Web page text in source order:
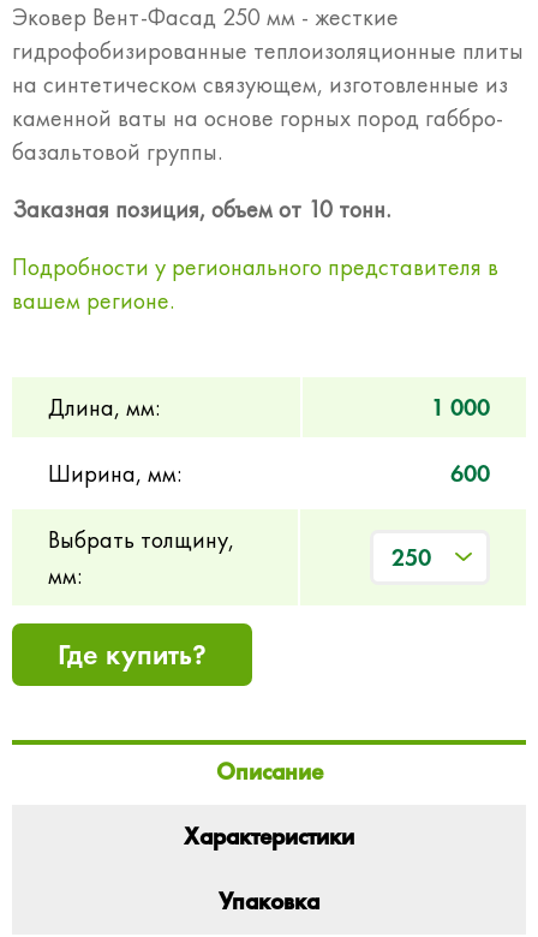
Эковер Вент-Фасад 250 мм - жесткие
гидрофобизированные теплоизоляционные плиты
на синтетическом связующем, изготовленные из
каменной ваты на основе горных пород габбро-
базальтовой группы.
Заказная позиция, объем от 10 тонн.
Подробности у регионального представителя в
вашем регионе.
Длина, мм: 1 000
Ширина, мм: 600
Выбрать толщину,
мм:
250
Где купить?
Описание
Характеристики
Упаковка